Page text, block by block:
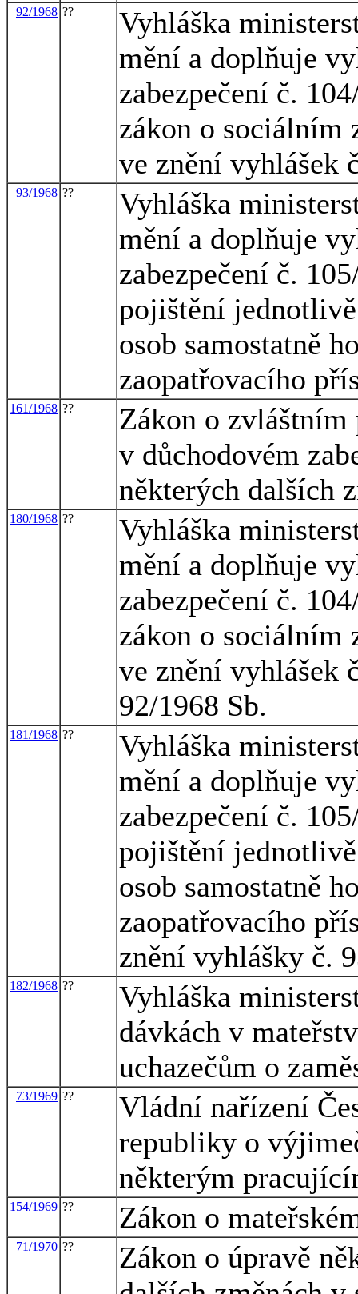
92/1968 ??
Vyhláška
mění a doplňuje
zabezpečení č.
zákon o sociálním
ve znění vyhlášek
93/1968 ??
Vyhláška
mění a doplňuje
zabezpečení č.
pojištění
osob samostatně
zaopatřovacího
161/1968 ??
Zákon o zvláštním
v důchodovém
některých dalších
180/1968 ??
Vyhláška
mění a doplňuje
zabezpečení č.
zákon o sociálním
ve znění vyhlášek
92/1968 Sb.
181/1968 ??
Vyhláška
mění a doplňuje
zabezpečení č.
pojištění
osob samostatně
zaopatřovacího
znění vyhlášky č.
182/1968 ??
Vyhláška
dávkách v
uchazečům o
73/1969 ??
Vládní nařízení
republiky o
některým
154/1969 ?? Zákon o
71/1970 ??
Zákon o úpravě